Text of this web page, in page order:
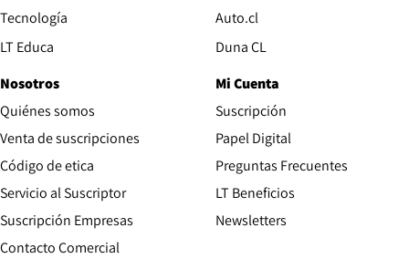
Tecnología
LT Educa
Auto.clOpens in new window
Duna CLOpens in new window
Nosotros
Quiénes somos
Venta de suscripciones
Código de etica Opens in new window
Servicio al Suscriptor
Suscripción Empresas
Contacto ComercialOpens in new window
Mi Cuenta
Suscripción
Papel DigitalOpens in new
Preguntas Frecuentes
LT Beneficios
Newsletters